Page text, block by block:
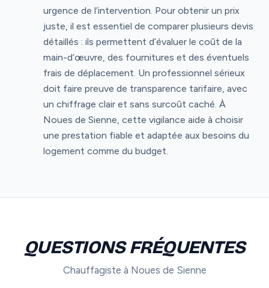
urgence de l’intervention. Pour obtenir un prix
juste, il est essentiel de comparer plusieurs devis
détaillés : ils permettent d’évaluer le coût de la
main-d’œuvre, des fournitures et des éventuels
frais de déplacement. Un professionnel sérieux
doit faire preuve de transparence tarifaire, avec
un chiffrage clair et sans surcoût caché. À
Noues de Sienne, cette vigilance aide à choisir
une prestation fiable et adaptée aux besoins du
logement comme du budget.
QUESTIONS FRÉQUENTES
Chauffagiste à Noues de Sienne